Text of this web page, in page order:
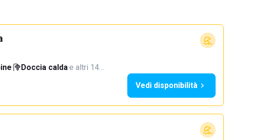
· Doccia calda·e altri 14…
Vedi disponibilità